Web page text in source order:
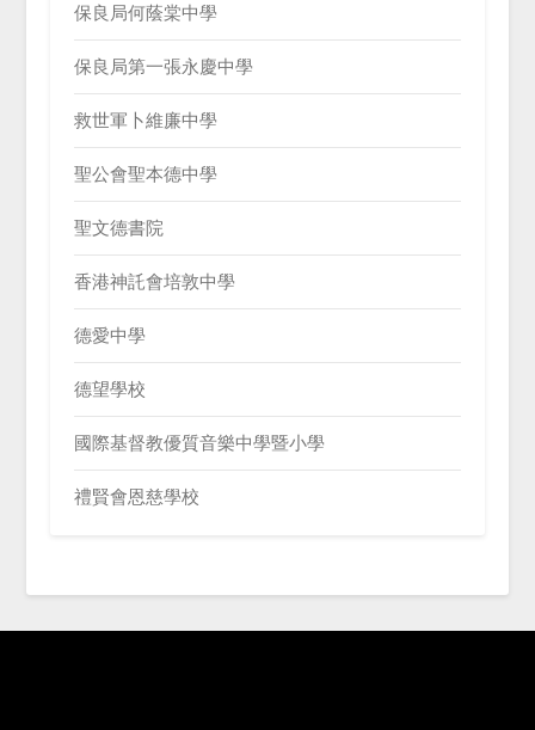
保良局何蔭棠中學
保良局第一張永慶中學
救世軍卜維廉中學
聖公會聖本德中學
聖文德書院
香港神託會培敦中學
德愛中學
德望學校
國際基督教優質音樂中學暨小學
禮賢會恩慈學校